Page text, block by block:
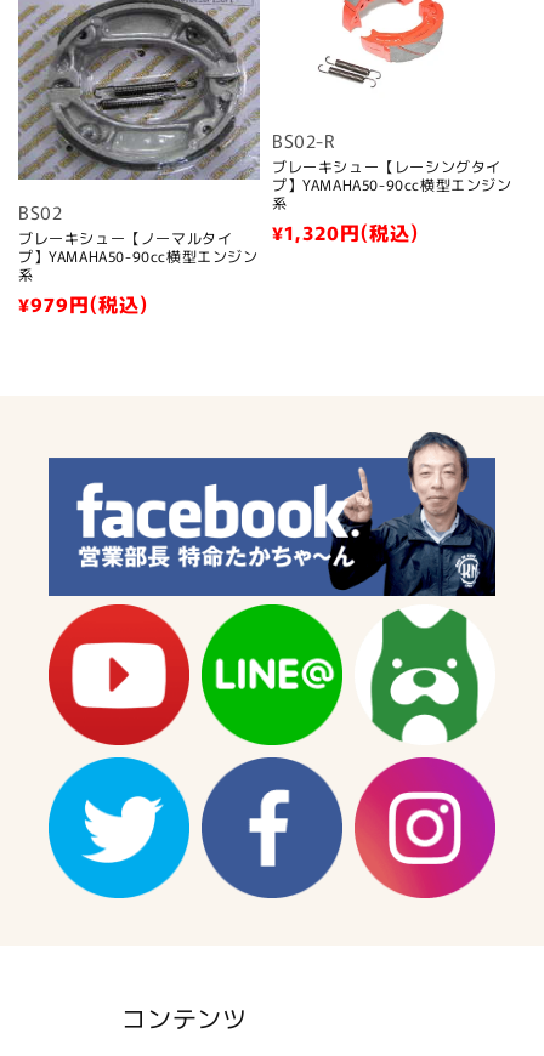
BS02
ブレーキシュー【ノーマルタイ
プ】YAMAHA50-90cc横型エンジン
系
通
¥979円(税込)
BS02-R
ブレーキシュー【レーシングタイ
プ】YAMAHA50-90cc横型エンジン
系
通
¥1,320円(税込)
コンテンツ